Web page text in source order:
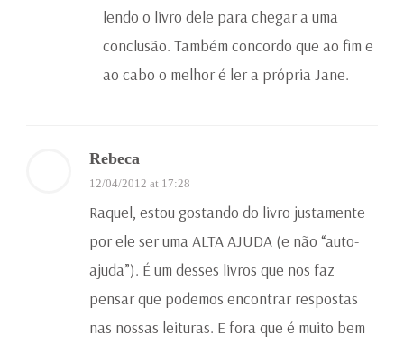
lendo o livro dele para chegar a uma
conclusão. Também concordo que ao fim e
ao cabo o melhor é ler a própria Jane.
Rebeca
12/04/2012 at 17:28
Raquel, estou gostando do livro justamente
por ele ser uma ALTA AJUDA (e não “auto-
ajuda”). É um desses livros que nos faz
pensar que podemos encontrar respostas
nas nossas leituras. E fora que é muito bem